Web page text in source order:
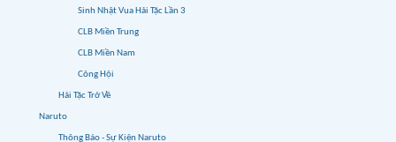
Sinh Nhật Vua Hải Tặc Lần 3
CLB Miền Trung
CLB Miền Nam
Công Hội
Hải Tặc Trở Về
Naruto
Thông Báo - Sự Kiện Naruto